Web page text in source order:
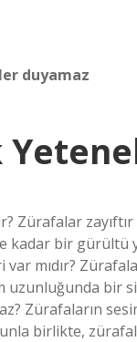
duyamaz
Zürafalar
kadar bir gürültü
mıdır?
uzunluğunda bir
Zürafaların
birlikte,